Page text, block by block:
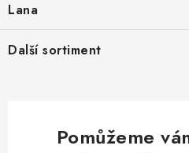
Obchodní podmínky
Ozdobné řetězy
Lana
Ocelová pozinkovaná lana
Příslušenství k lanům
Další sortiment
Pomůžeme